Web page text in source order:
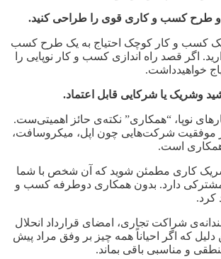
کسب و کار کوچک احتیاج به یک طرح کسب
اگر قصد راه اندازی کسب و کار نوپایی را
خواهیدداشت.
نوپا، “همکاری” نکتهی حائز اهمیتیست.
موفقیت شرکتهایی چون اپل، میکروسافت،
همکاری است.
شریک کاری مطمئن شوید که آن شخص با شما
مشترکی دارد. بدون همکاری دوطرفه کسب و
کرد.
ی شراکت تجاری، امضای قرارداد انحلال
که اگر احیاناً همه چیز بر وفق مراد پیش
و مناسبی باقی بماند.